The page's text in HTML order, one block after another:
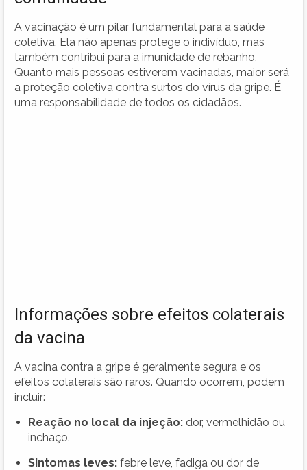
A vacinação é um pilar fundamental para a saúde
coletiva. Ela não apenas protege o indivíduo, mas
também contribui para a imunidade de rebanho.
Quanto mais pessoas estiverem vacinadas, maior será
a proteção coletiva contra surtos do vírus da gripe. É
uma responsabilidade de todos os cidadãos.
Informações sobre efeitos colaterais
da vacina
A vacina contra a gripe é geralmente segura e os
efeitos colaterais são raros. Quando ocorrem, podem
incluir:
Reação no local da injeção: dor, vermelhidão ou
inchaço.
Sintomas leves: febre leve, fadiga ou dor de